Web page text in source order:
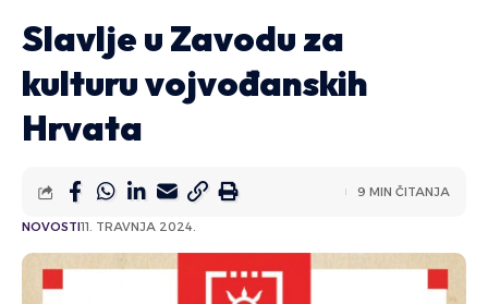
Slavlje u Zavodu za
kulturu vojvođanskih
Hrvata
NOVOSTI11. TRAVNJA 2024.
9 MIN ČITANJA